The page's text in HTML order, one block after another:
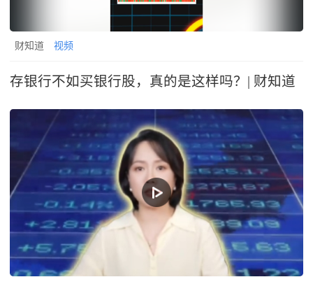
财知道 视频
存银行不如买银行股，真的是这样吗？| 财知道